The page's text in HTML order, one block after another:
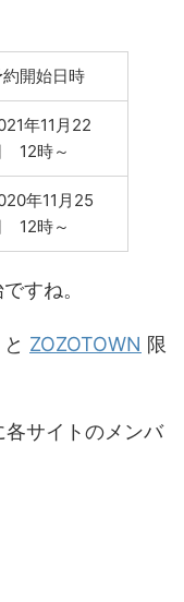
開始日時
年11月22
12時～
年11月25
12時～
すね。
と ZOZOTOWN 限
サイトのメンバ